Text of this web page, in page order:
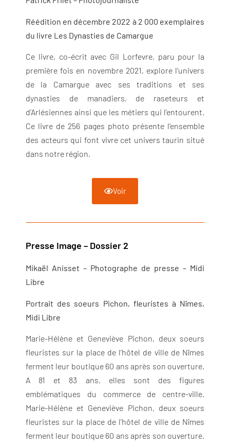
Réédition en décembre 2022 à 2 000 exemplaires
du livre Les Dynasties de Camargue
Ce livre, co-écrit avec Gil Lorfevre, paru pour la
première fois en novembre 2021, explore l’univers
de la Camargue avec ses traditions et ses
dynasties de manadiers, de raseteurs et
d’Arlésiennes ainsi que les métiers qui l’entourent.
Ce livre de 256 pages photo présente l’ensemble
des acteurs qui font vivre cet univers taurin situé
dans notre région.
Voir
Presse Image – Dossier 2
Mikaël Anisset – Photographe de presse – Midi
Libre
Portrait des soeurs Pichon, fleuristes à Nîmes,
Midi Libre
Marie-Hélène et Geneviève Pichon, deux soeurs
fleuristes sur la place de l’hôtel de ville de Nîmes
ferment leur boutique 60 ans après son ouverture.
A 81 et 83 ans, elles sont des figures
emblématiques du commerce de centre-ville.
Marie-Hélène et Geneviève Pichon, deux soeurs
fleuristes sur la place de l’hôtel de ville de Nîmes
ferment leur boutique 60 ans après son ouverture.